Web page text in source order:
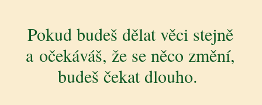
Pokud budeš dělat věci stejně
a očekáváš, že se něco změní,
budeš čekat dlouho.